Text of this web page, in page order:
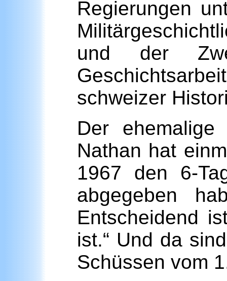
Regierungen
und der
schweizer
Der
Nathan hat
1967 den 6-
abgegeben
Entscheidend
ist.“ Und da
Schüssen vom